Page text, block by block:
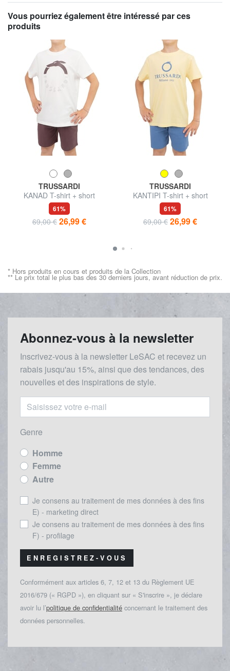
Vous pourriez également être intéressé par ces
produits
TRUSSARDI
KANAD T-shirt + short
61%
69,00 € 26,99 €
TRUSSARDI
KANTIPI T-shirt + short
61%
69,00 € 26,99 €
* Hors produits en cours et produits de la Collection
** Le prix total le plus bas des 30 derniers jours, avant réduction de prix.
Abonnez-vous à la newsletter
Inscrivez-vous à la newsletter LeSAC et recevez un
rabais jusqu'au 15%, ainsi que des tendances, des
nouvelles et des inspirations de style.
Genre
Homme
Femme
Autre
Je consens au traitement de mes données à des fins
E) - marketing direct
Je consens au traitement de mes données à des fins
F) - profilage
ENREGISTREZ-VOUS
Conformément aux articles 6, 7, 12 et 13 du Règlement UE
2016/679 (« RGPD »), en cliquant sur « S'inscrire », je déclare
avoir lu l’politique de confidentialité concernant le traitement des
données personnelles.